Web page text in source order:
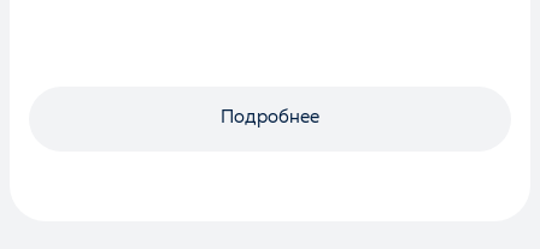
Подробнее